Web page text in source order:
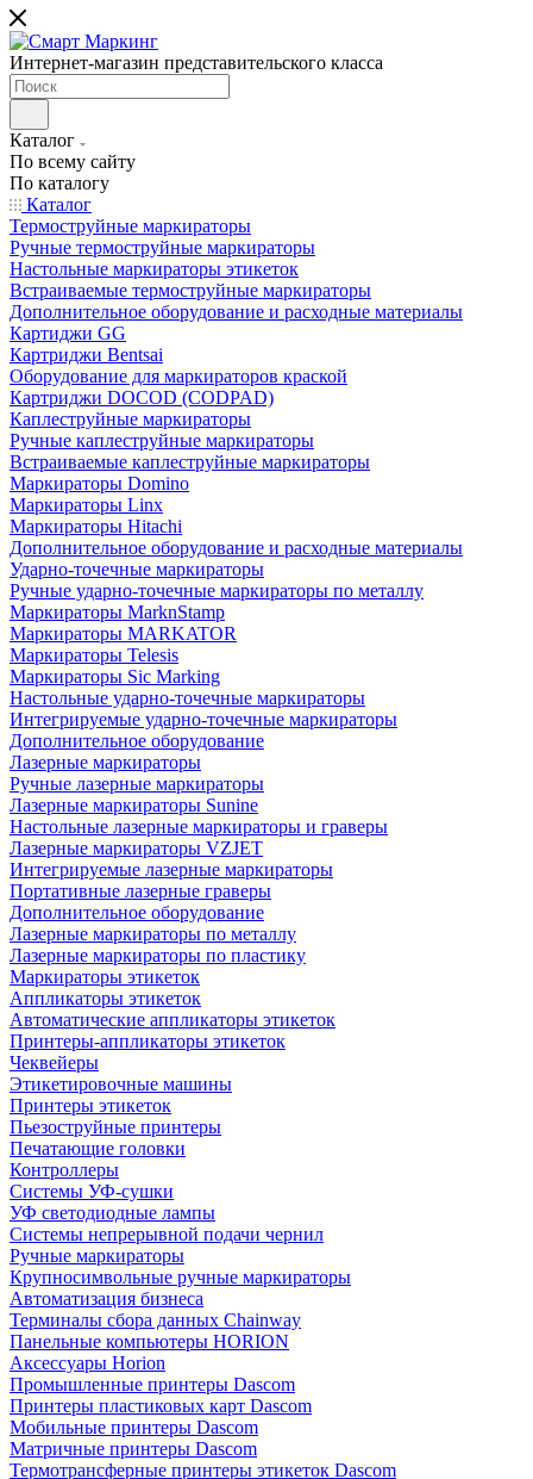
Интернет-магазин представительского класса
Каталог
По всему сайту
По каталогу
Каталог
Термоструйные маркираторы
Ручные термоструйные маркираторы
Настольные маркираторы этикеток
Встраиваемые термоструйные маркираторы
Дополнительное оборудование и расходные материалы
Картиджи GG
Картриджи Bentsai
Оборудование для маркираторов краской
Картриджи DOCOD (CODPAD)
Каплеструйные маркираторы
Ручные каплеструйные маркираторы
Встраиваемые каплеструйные маркираторы
Маркираторы Domino
Маркираторы Linx
Маркираторы Hitachi
Дополнительное оборудование и расходные материалы
Ударно-точечные маркираторы
Ручные ударно-точечные маркираторы по металлу
Маркираторы MarknStamp
Маркираторы MARKATOR
Маркираторы Telesis
Маркираторы Sic Marking
Настольные ударно-точечные маркираторы
Интегрируемые ударно-точечные маркираторы
Дополнительное оборудование
Лазерные маркираторы
Ручные лазерные маркираторы
Лазерные маркираторы Sunine
Настольные лазерные маркираторы и граверы
Лазерные маркираторы VZJET
Интегрируемые лазерные маркираторы
Портативные лазерные граверы
Дополнительное оборудование
Лазерные маркираторы по металлу
Лазерные маркираторы по пластику
Маркираторы этикеток
Аппликаторы этикеток
Автоматические аппликаторы этикеток
Принтеры-аппликаторы этикеток
Чеквейеры
Этикетировочные машины
Принтеры этикеток
Пьезоструйные принтеры
Печатающие головки
Контроллеры
Системы УФ-сушки
УФ светодиодные лампы
Системы непрерывной подачи чернил
Ручные маркираторы
Крупносимвольные ручные маркираторы
Автоматизация бизнеса
Терминалы сбора данных Chainway
Панельные компьютеры HORION
Аксессуары Horion
Промышленные принтеры Dascom
Принтеры пластиковых карт Dascom
Мобильные принтеры Dascom
Матричные принтеры Dascom
Термотрансферные принтеры этикеток Dascom